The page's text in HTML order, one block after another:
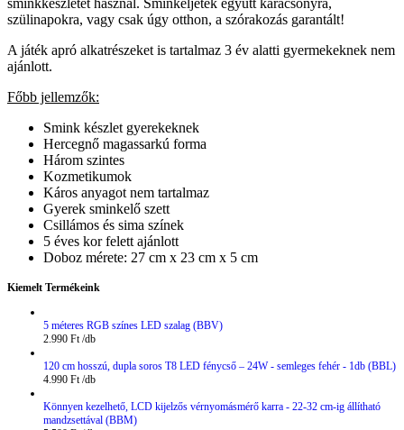
sminkkészletet használ. Sminkeljetek együtt karácsonyra,
szülinapokra, vagy csak úgy otthon, a szórakozás garantált!
A játék apró alkatrészeket is tartalmaz 3 év alatti gyermekeknek nem
ajánlott.
Főbb jellemzők:
Smink készlet gyerekeknek
Hercegnő magassarkú forma
Három szintes
Kozmetikumok
Káros anyagot nem tartalmaz
Gyerek sminkelő szett
Csillámos és sima színek
5 éves kor felett ajánlott
Doboz mérete: 27 cm x 23 cm x 5 cm
Kiemelt Termékeink
5 méteres RGB színes LED szalag (BBV)
2.990 Ft
120 cm hosszú, dupla soros T8 LED fénycső – 24W - semleges fehér - 1db (BBL)
4.990 Ft
Könnyen kezelhető, LCD kijelzős vérnyomásmérő karra - 22-32 cm-ig állítható
mandzsettával (BBM)